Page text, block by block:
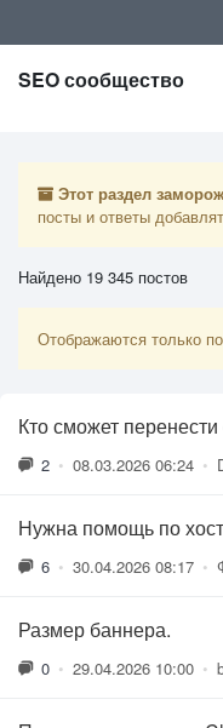
SEO сообщество
Этот раздел
посты и ответы
Найдено 19 345 постов
Отображаются только
Кто сможет
2 • 08.03.2026 06:24 •
Нужна помощь по
6 • 30.04.2026 08:17 •
Размер баннера.
0 • 29.04.2026 10:00 •